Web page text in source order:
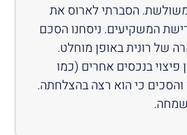
הסברתי לארוס את
המשקיעים. ניסחנו הסכם
של רונית באופן מוחלט.
פיצוי בנכסים אחרים (כמו
והסכים כי הוא רצה בהצלחתה.